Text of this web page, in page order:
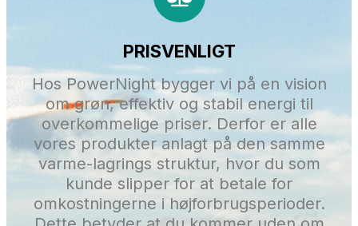
PRISVENLIGT
Hos PowerNight bygger vi på en vision
om grøn, effektiv og stabil energi til
overkommelige priser. Derfor er alle
vores produkter anlagt på den samme
varme-lagrings struktur, hvor du som
kunde slipper for at betale for
omkostningerne i højforbrugsperioder.